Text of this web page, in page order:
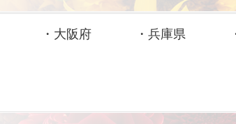
・ 大阪府 ・ 兵庫県